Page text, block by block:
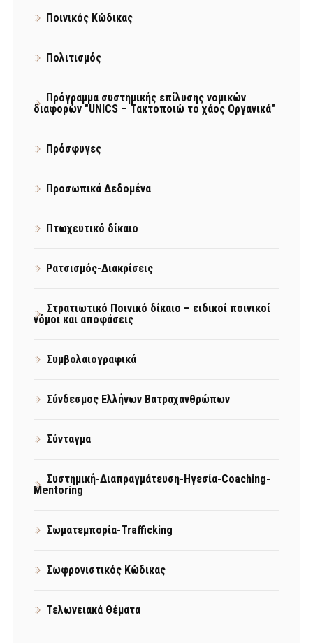
Ποινικός Κώδικας
Πολιτισμός
Πρόγραμμα συστημικής επίλυσης νομικών
διαφορών "UNICS – Τακτοποιώ το χάος Οργανικά"
Πρόσφυγες
Προσωπικά Δεδομένα
Πτωχευτικό δίκαιο
Ρατσισμός-Διακρίσεις
Στρατιωτικό Ποινικό δίκαιο – ειδικοί ποινικοί
νόμοι και αποφάσεις
Συμβολαιογραφικά
Σύνδεσμος Ελλήνων Βατραχανθρώπων
Σύνταγμα
Συστημική-Διαπραγμάτευση-Ηγεσία-Coaching-
Mentoring
Σωματεμπορία-Trafficking
Σωφρονιστικός Κώδικας
Τελωνειακά Θέματα